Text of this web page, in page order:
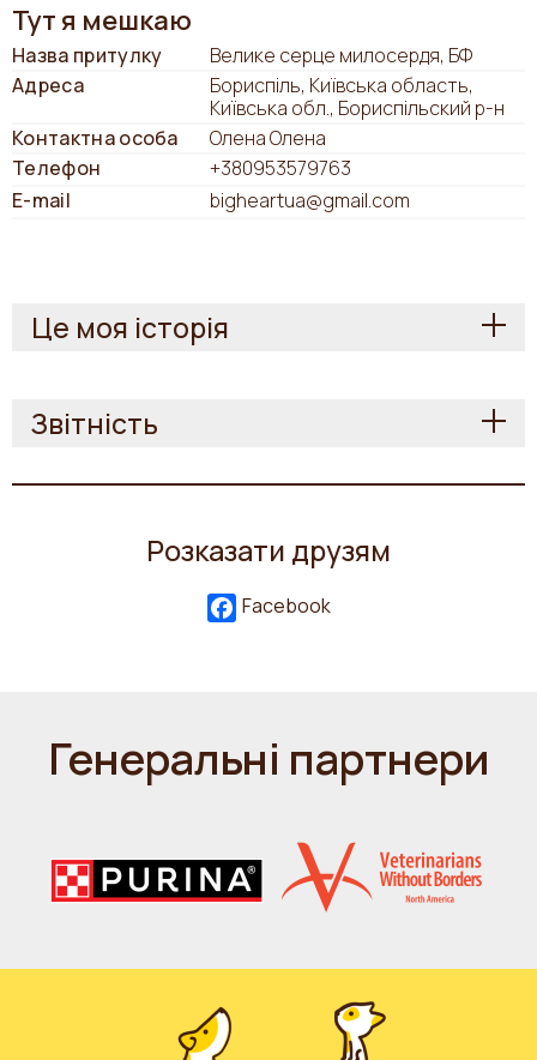
Тут я мешкаю
Назва притулку
Велике серце милосердя, БФ
Адреса
Бориспіль, Київська область,
Київська обл., Бориспільский р-н
Контактна особа
Олена Олена
Телефон
+380953579763
E-mail
bigheartua@gmail.com
Це моя історія
Звітність
Розказати друзям
Facebook
Генеральні партнери